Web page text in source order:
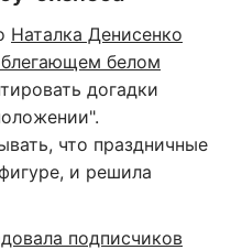
Наталка Денисенко
белом
догадки
что праздничные
и решила
подписчиков